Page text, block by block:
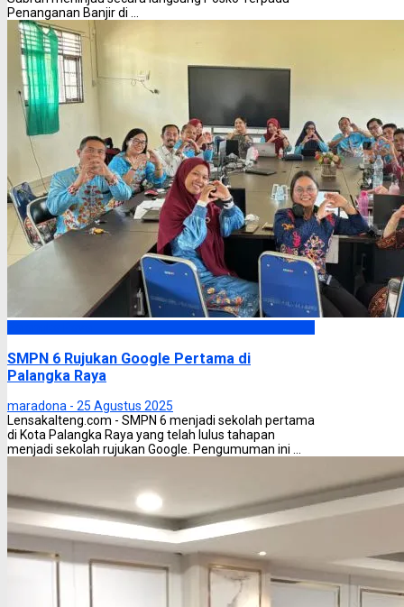
Penanganan Banjir di ...
SMPN 6 Rujukan Google Pertama di
Palangka Raya
maradona - 25 Agustus 2025
Lensakalteng.com - SMPN 6 menjadi sekolah pertama
di Kota Palangka Raya yang telah lulus tahapan
menjadi sekolah rujukan Google. Pengumuman ini ...